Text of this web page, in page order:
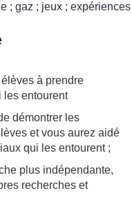
; gaz ; jeux ; expériences
à prendre
les entourent
démontrer les
et vous aurez aidé
qui les entourent ;
plus indépendante,
recherches et